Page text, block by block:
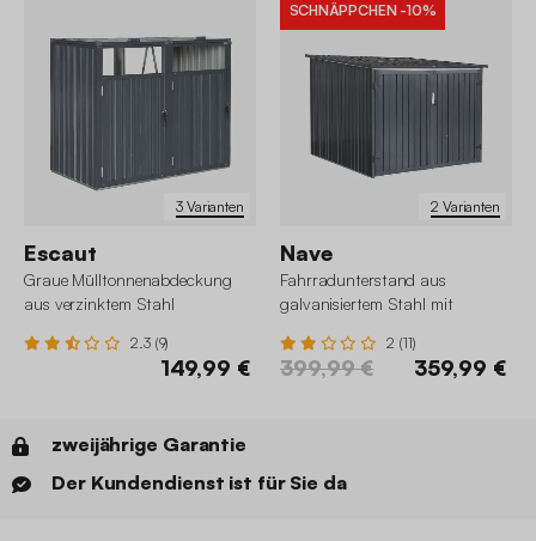
3 Varianten
Escaut
Graue Mülltonnenabdeckung
aus verzinktem Stahl
2.3 (9)
149,99 €
2 Varianten
SCHNÄPPCHEN -10%
Nave
Fahrradunterstand aus
galvanisiertem Stahl mit
2 (11)
399,99 € 359,99 €
zweijährige Garantie
Der Kundendienst ist für Sie da